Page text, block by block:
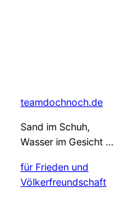
teamdochnoch.de
Sand im Schuh,
Wasser im Gesicht …
für Frieden und
Völkerfreundschaft